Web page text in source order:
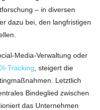
– in diversen
dazu bei, den langfristigen
Media-Verwaltung oder
Tracking , steigert die
Letztlich
Bindeglied zwischen
das Unternehmen